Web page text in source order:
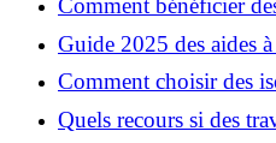
Comment bénéficier
rénovation énergétique
Guide 2025 des aides
Voiron :
Comment choisir des
rénovation écologique ?
Quels recours si des